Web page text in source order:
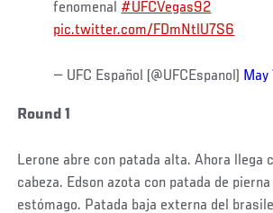
fenomenal #UFCVegas92
pic.twitter.com/FDmNtlU7S6
— UFC Español (@UFCEspanol) May
Round 1
Lerone abre con patada alta. Ahora llega
cabeza. Edson azota con patada de
estómago. Patada baja externa del